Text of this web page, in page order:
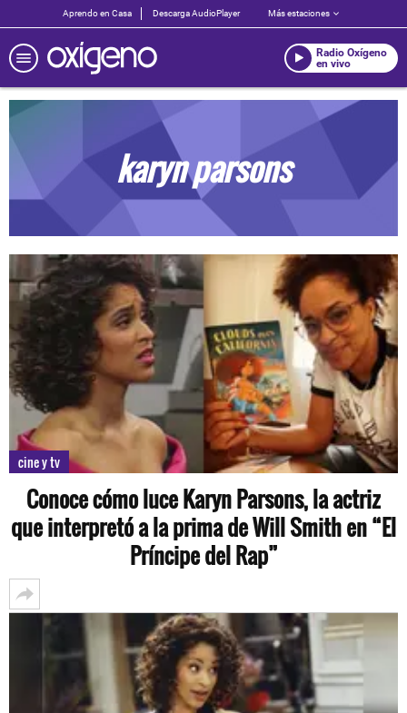
Aprendo en Casa Descarga AudioPlayer Más estaciones
Radio Oxígeno
en vivo
karyn parsons
cine y tv
Conoce cómo luce Karyn Parsons, la actriz
que interpretó a la prima de Will Smith en “El
Príncipe del Rap”